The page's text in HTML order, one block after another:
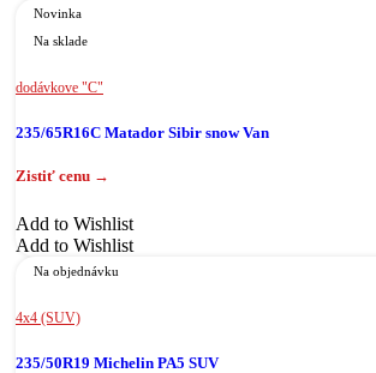
Novinka
Na sklade
dodávkove "C"
235/65R16C Matador Sibir snow Van
Add to Wishlist
Add to Wishlist
Na objednávku
4x4 (SUV)
235/50R19 Michelin PA5 SUV